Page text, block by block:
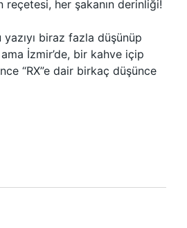
reçetesi, her şakanın derinliği!
biraz fazla düşünüp
İzmir’de, bir kahve içip
“RX”e dair birkaç düşünce